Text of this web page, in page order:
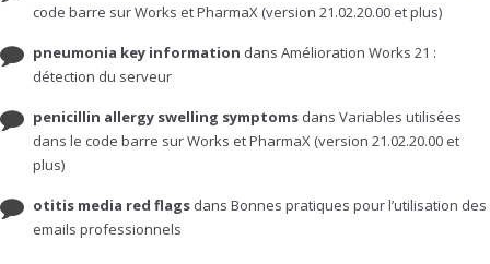
code barre sur Works et PharmaX (version 21.02.20.00 et plus)
pneumonia key information dans Amélioration Works 21 :
détection du serveur
penicillin allergy swelling symptoms dans Variables utilisées
dans le code barre sur Works et PharmaX (version 21.02.20.00 et
plus)
otitis media red flags dans Bonnes pratiques pour l’utilisation des
emails professionnels